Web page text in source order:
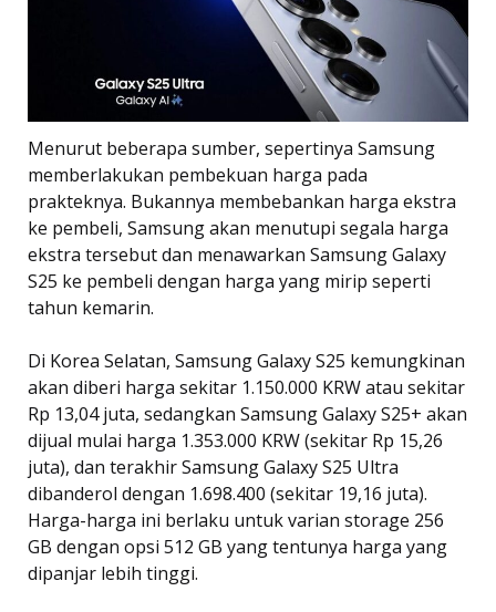
Menurut beberapa sumber, sepertinya Samsung
memberlakukan pembekuan harga pada
prakteknya. Bukannya membebankan harga ekstra
ke pembeli, Samsung akan menutupi segala harga
ekstra tersebut dan menawarkan Samsung Galaxy
S25 ke pembeli dengan harga yang mirip seperti
tahun kemarin.
Di Korea Selatan, Samsung Galaxy S25 kemungkinan
akan diberi harga sekitar 1.150.000 KRW atau sekitar
Rp 13,04 juta, sedangkan Samsung Galaxy S25+ akan
dijual mulai harga 1.353.000 KRW (sekitar Rp 15,26
juta), dan terakhir Samsung Galaxy S25 Ultra
dibanderol dengan 1.698.400 (sekitar 19,16 juta).
Harga-harga ini berlaku untuk varian storage 256
GB dengan opsi 512 GB yang tentunya harga yang
dipanjar lebih tinggi.